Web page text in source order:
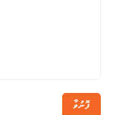
ފޮނުވާ